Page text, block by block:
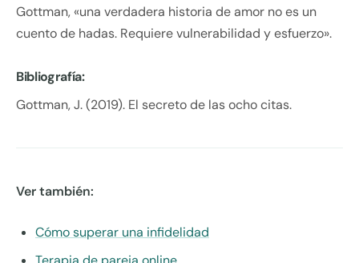
Gottman, «una verdadera historia de amor no es un
cuento de hadas. Requiere vulnerabilidad y esfuerzo».
Bibliografía:
Gottman, J. (2019). El secreto de las ocho citas.
Ver también:
Cómo superar una infidelidad